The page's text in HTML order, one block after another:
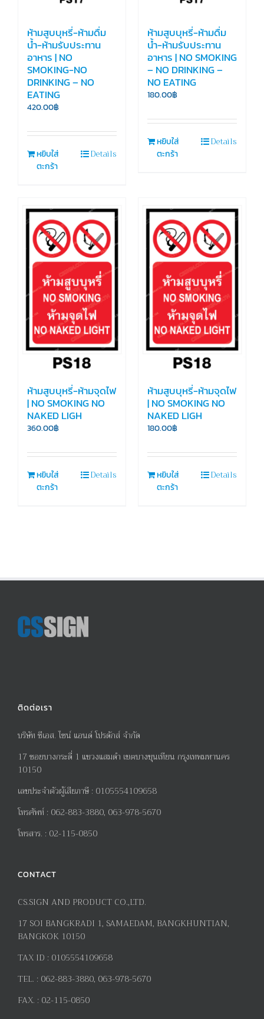
ห้ามสูบบุหรี่-ห้ามดื่ม
น้ำ-ห้ามรับประทาน
อาหาร | NO
SMOKING-NO
DRINKING – NO
EATING
420.00฿
หยิบใส่
ตะกร้า
Details
ห้ามสูบบุหรี่-ห้ามดื่ม
น้ำ-ห้ามรับประทาน
อาหาร | NO SMOKING
– NO DRINKING –
NO EATING
180.00฿
หยิบใส่
ตะกร้า
Details
ห้ามสูบบุหรี่-ห้ามจุดไฟ
| NO SMOKING NO
NAKED LIGH
360.00฿
หยิบใส่
ตะกร้า
Details
ห้ามสูบบุหรี่-ห้ามจุดไฟ
| NO SMOKING NO
NAKED LIGH
180.00฿
หยิบใส่
ตะกร้า
Details
ติดต่อเรา
บริษัท ซีเอส. ไซน์ แอนด์ โปรดักส์ จำกัด
17ซอยบางกระดี่ 1 แขวงแสมดำ เขตบางขุนเทียน กรุงเทพมหานคร
10150
เลขประจำตัวผู้เสียภาษี : 0105554109658
โทรศัพท์ : 062-883-3880, 063-978-5670
โทรสาร. : 02-115-0850
CONTACT
CS.SIGN AND PRODUCT CO.,LTD.
17 SOI BANGKRADI 1, SAMAEDAM, BANGKHUNTIAN,
BANGKOK 10150
TAX ID : 0105554109658
TEL. : 062-883-3880, 063-978-5670
FAX. : 02-115-0850